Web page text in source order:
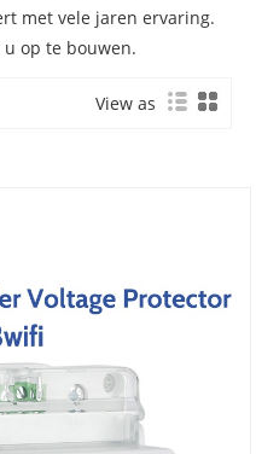
met vele jaren ervaring.
op te bouwen.
View as